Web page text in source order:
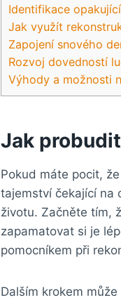
Identifikace
Jak využít
Zapojení snového
Rozvoj dovedností
Výhody a možnosti
Jak
Pokud máte pocit,
tajemství čekající na
životu. Začněte tím,
zapamatovat si je
pomocníkem při
Dalším krokem